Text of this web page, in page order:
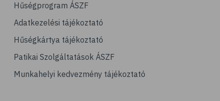
# fertőtlenítés
# méz
# jód
# szájápolás
# fogápolás
Hűségprogram ÁSZF
Adatkezelési tájékoztató
Hűségkártya tájékoztató
Patikai Szolgáltatások ÁSZF
Munkahelyi kedvezmény tájékoztató